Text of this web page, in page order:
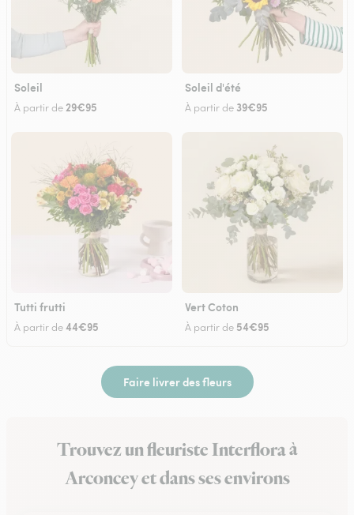
Soleil
À partir de 29€95
Soleil d'été
À partir de 39€95
Tutti frutti
À partir de44€95
Vert Coton
À partir de 54€95
Faire livrer des fleurs
Trouvez un fleuriste Interflora à
Arconcey et dans ses environs